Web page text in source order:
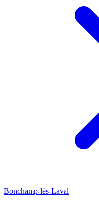
Bonchamp-lès-Laval